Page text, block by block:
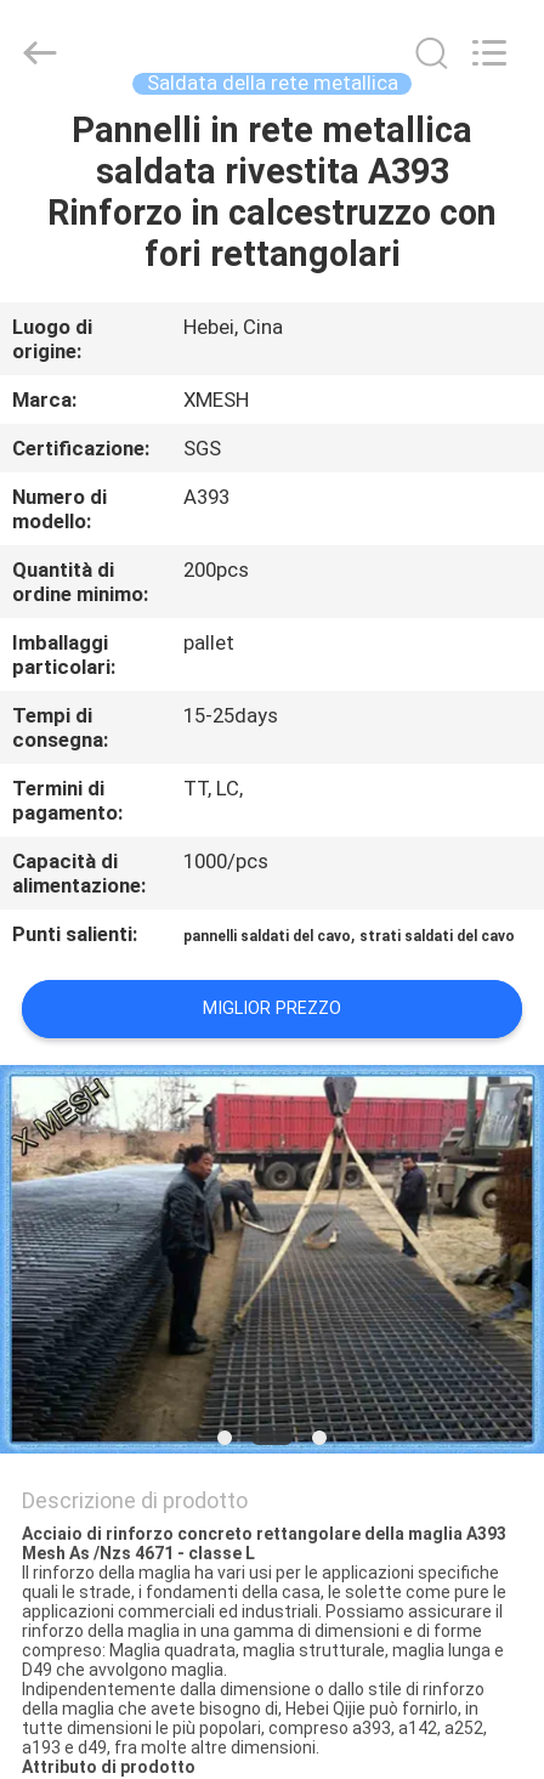
CASA
PRODOTTI
NOI
GIRO
DELLA
FABBRICA
CONTROLLO
DI
QUALITÀ
CONTATTICI
RICHIEDA
CITAZIONE
DEL
SITO
PRIVACY
POLICY
Mesh
Saldata della rete metallica
Pannelli in rete metallica
saldata rivestita A393
Rinforzo in calcestruzzo con
fori rettangolari
Luogo di
origine:
Hebei, Cina
Marca:
XMESH
Certificazione:
SGS
Numero di
modello:
A393
Quantità di
ordine minimo:
200pcs
Imballaggi
particolari:
pallet
Tempi di
consegna:
15-25days
Termini di
pagamento:
TT, LC,
Capacità di
alimentazione:
1000/pcs
Punti salienti: pannelli saldati del cavo, strati saldati del cavo
MIGLIOR PREZZO
Descrizione di prodotto
Acciaio di rinforzo concreto rettangolare della maglia A393
Mesh As /Nzs 4671 - classe L
Il rinforzo della maglia ha vari usi per le applicazioni specifiche
quali le strade, i fondamenti della casa, le solette come pure le
applicazioni commerciali ed industriali. Possiamo assicurare il
rinforzo della maglia in una gamma di dimensioni e di forme
compreso: Maglia quadrata, maglia strutturale, maglia lunga e
D49 che avvolgono maglia.
Indipendentemente dalla dimensione o dallo stile di rinforzo
della maglia che avete bisogno di, Hebei Qijie può fornirlo, in
tutte dimensioni le più popolari, compreso a393, a142, a252,
a193 e d49, fra molte altre dimensioni.
Attributo di prodotto